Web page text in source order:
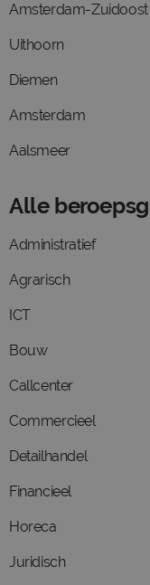
Amsterdam-Zuidoost
Uithoorn
Diemen
Amsterdam
Aalsmeer
Alle
Administratief
Agrarisch
ICT
Bouw
Callcenter
Commercieel
Detailhandel
Financieel
Horeca
Juridisch